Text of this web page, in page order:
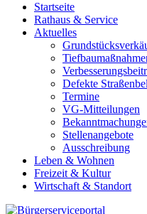
Startseite
Rathaus & Service
Aktuelles
Defekte
Termine
VG-Mitteilungen
Stellenangebote
Ausschreibung
Leben & Wohnen
Freizeit & Kultur
Wirtschaft & Standort